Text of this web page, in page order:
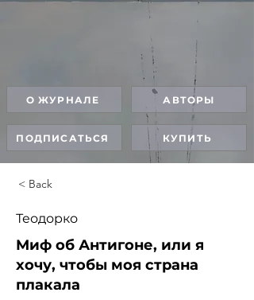
О ЖУРНАЛЕ АВТОРЫ
ПОДПИСАТЬСЯ КУПИТЬ
< Back
Теодорко
Миф об Антигоне, или я
хочу, чтобы моя страна
плакала